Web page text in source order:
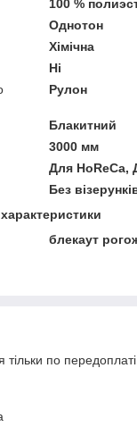
100 %
Однотон
Хімічна
Ні
Рулон
Блакитний
3000 мм
Для HoReCa,
Без
блекаут
тільки по передоплаті.